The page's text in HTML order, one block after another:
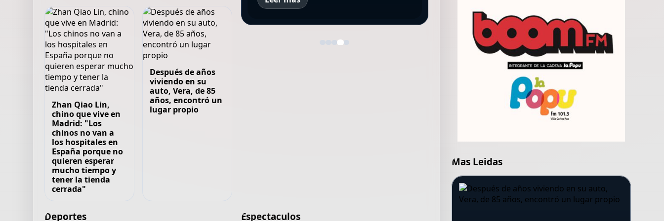
Zhan Qiao Lin,
chino que vive en
Madrid: "Los
chinos no van a
los hospitales en
España porque no
quieren esperar
mucho tiempo y
tener la tienda
cerrada"
Después de años
viviendo en su
auto, Vera, de 85
años, encontró un
lugar propio
Deportes Espectaculos
Mas Leidas